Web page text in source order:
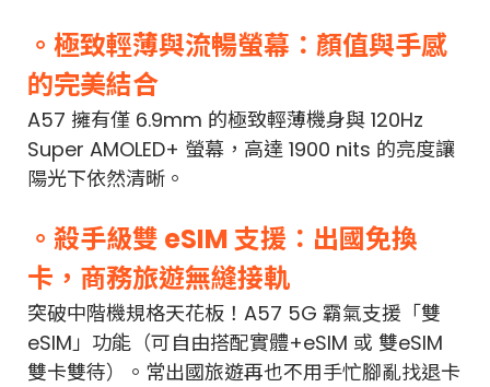
。極致輕薄與流暢螢幕：顏值與手感
的完美結合
A57 擁有僅 6.9mm 的極致輕薄機身與 120Hz
Super AMOLED+ 螢幕，高達 1900 nits 的亮度讓
陽光下依然清晰。
。殺手級雙 eSIM 支援：出國免換
卡，商務旅遊無縫接軌
突破中階機規格天花板！A57 5G 霸氣支援「雙
eSIM」功能（可自由搭配實體+eSIM 或 雙eSIM
雙卡雙待）。常出國旅遊再也不用手忙腳亂找退卡